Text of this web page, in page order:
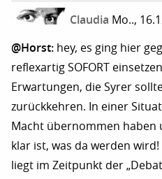
Claudia Mo..,
@Horst: hey, es ging hier
reflexartig SOFORT
Erwartungen, die Syrer
zurückkehren. In einer
Macht übernommen haben
klar ist, was da werden wird!
liegt im Zeitpunkt der